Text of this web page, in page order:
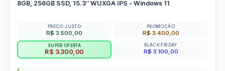
8GB, 256GB SSD, 15.3″ WUXGA IPS - Windows 11
PREÇO JUSTO
R$ 3.500,00
PROMOÇÃO
R$ 3.400,00
SUPER OFERTA
R$ 3.300,00
BLACK FRIDAY
R$ 3.100,00